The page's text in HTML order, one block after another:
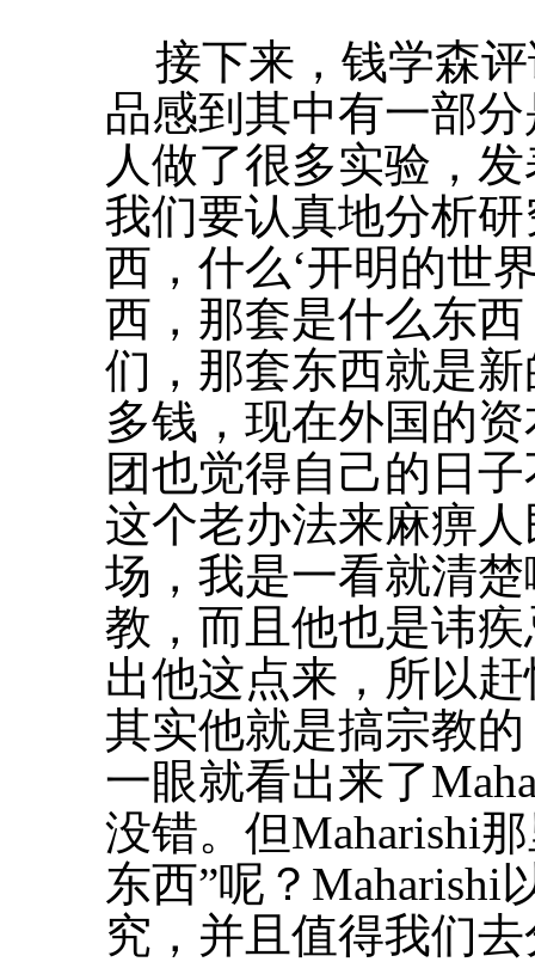
接下来，钱学森
品感到其中有一部
人做了很多实验，
我们要认真地分析
西，什么‘开明的世
西，那套是什么东
们，那套东西就是
多钱，现在外国的
团也觉得自己的日
这个老办法来麻痹
场，我是一看就清
教，而且他也是讳
出他这点来，所以
其实他就是搞宗教
一眼就看出来了
没错。但Maharishi
东西”呢？Maharishi
究，并且值得我们